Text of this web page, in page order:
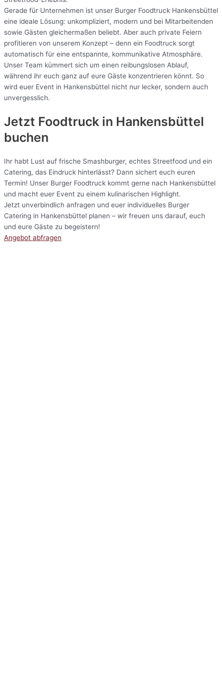
Gerade für Unternehmen ist unser Burger Foodtruck Hankensbüttel
eine ideale Lösung: unkompliziert, modern und bei Mitarbeitenden
sowie Gästen gleichermaßen beliebt. Aber auch private Feiern
profitieren von unserem Konzept – denn ein Foodtruck sorgt
automatisch für eine entspannte, kommunikative Atmosphäre.
Unser Team kümmert sich um einen reibungslosen Ablauf,
während ihr euch ganz auf eure Gäste konzentrieren könnt. So
wird euer Event in Hankensbüttel nicht nur lecker, sondern auch
unvergesslich.
Jetzt Foodtruck in Hankensbüttel
buchen
Ihr habt Lust auf frische Smashburger, echtes Streetfood und ein
Catering, das Eindruck hinterlässt? Dann sichert euch euren
Termin! Unser Burger Foodtruck kommt gerne nach Hankensbüttel
und macht euer Event zu einem kulinarischen Highlight.
Jetzt unverbindlich anfragen und euer individuelles Burger
Catering in Hankensbüttel planen – wir freuen uns darauf, euch
und eure Gäste zu begeistern!
Angebot abfragen